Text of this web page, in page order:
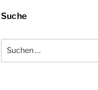
Suche
nach: